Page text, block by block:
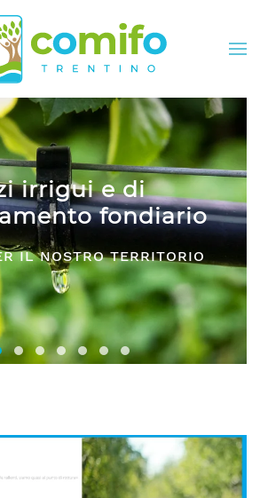
Trentino
40 ANNI, RAPPRESENTANZA
PER TUTTI I CONSORZI
Consorzi irrigui e di miglioramento
Comifo Trentino
Consorzi Irrigui e di
La Federazione dei Consorzi
Consorzi Irrigui e di
Consorzi irrigui e di
Consorzi Irrigui e